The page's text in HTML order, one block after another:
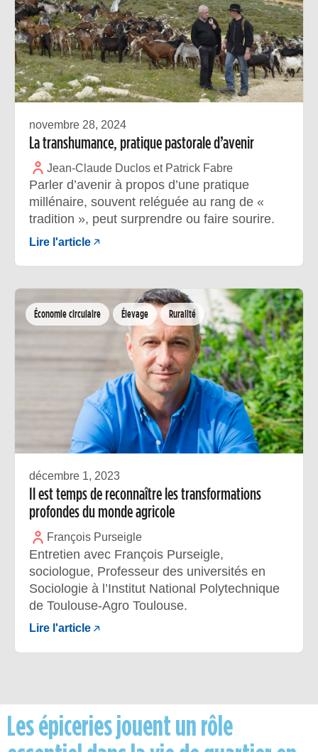
novembre 28, 2024
La transhumance, pratique pastorale d’avenir
Jean-Claude Duclos et Patrick Fabre
Parler d’avenir à propos d’une pratique
millénaire, souvent reléguée au rang de «
tradition », peut surprendre ou faire sourire.
Lire l'article
Économie circulaire Élevage Ruralité
décembre 1, 2023
Il est temps de reconnaître les transformations
profondes du monde agricole
François Purseigle
Entretien avec François Purseigle,
sociologue, Professeur des universités en
Sociologie à l’Institut National Polytechnique
de Toulouse-Agro Toulouse.
Lire l'article
Les épiceries jouent un rôle